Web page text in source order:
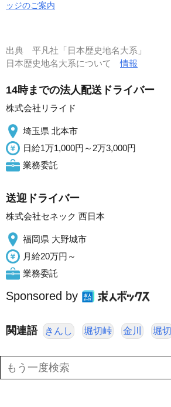
ッジのご案内
出典 平凡社「日本歴史地名大系」
日本歴史地名大系について情報
14時までの法人配送ドライバー
株式会社リライド
埼玉県 北本市
日給1万1,000円～2万3,000円
業務委託
送迎ドライバー
株式会社セネック 西日本
福岡県 大野城市
月給20万円～
業務委託
Sponsored by
関連語 きんし 堀切峠 金川 堀切